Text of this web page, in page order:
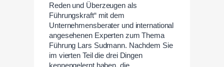
Reden und Überzeugen als
Führungskraft“ mit dem
Unternehmensberater und international
angesehenen Experten zum Thema
Führung Lars Sudmann. Nachdem Sie
im vierten Teil die drei Dingen